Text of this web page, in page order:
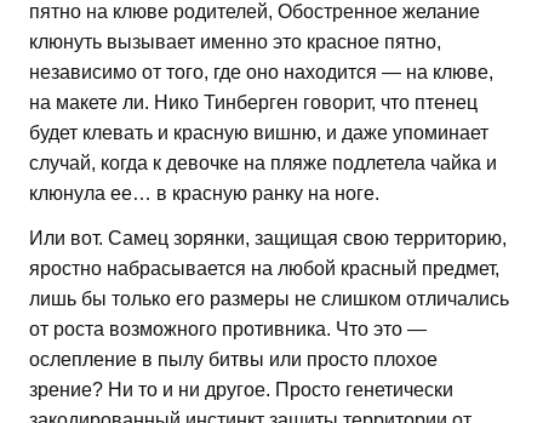
пятно на клюве родителей, Обостренное желание
клюнуть вызывает именно это красное пятно,
независимо от того, где оно находится — на клюве,
на макете ли. Нико Тинберген говорит, что птенец
будет клевать и красную вишню, и даже упоминает
случай, когда к девочке на пляже подлетела чайка и
клюнула ее… в красную ранку на ноге.
Или вот. Самец зорянки, защищая свою территорию,
яростно набрасывается на любой красный предмет,
лишь бы только его размеры не слишком отличались
от роста возможного противника. Что это —
ослепление в пылу битвы или просто плохое
зрение? Ни то и ни другое. Просто генетически